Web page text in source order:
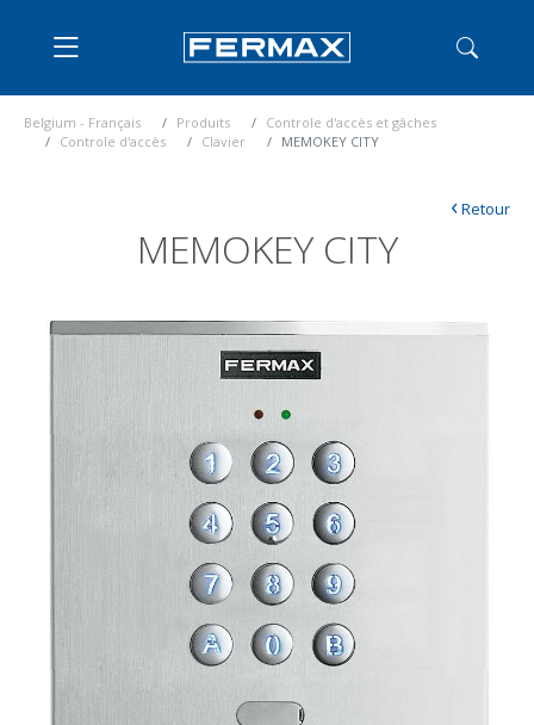
Belgium - Français Produits
Controle d'accès et gâches
Controle d'accès
Clavier MEMOKEY CITY
MEMOKEY CITY
‹Retour